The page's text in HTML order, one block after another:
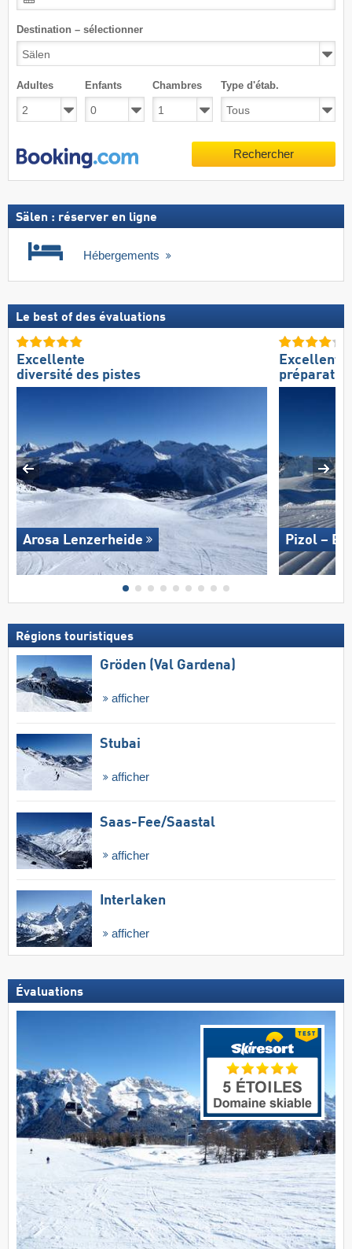
Destination – sélectionner
Adultes Enfants Chambres Type d'étab.
Rechercher
Sälen : réserver en ligne
Hébergements
Le best of des évaluations
Excellente
diversité des pistes
Arosa Lenzerheide
Excellente
Pizol –
Régions touristiques
Gröden (Val Gardena)
afficher
Stubai
afficher
Saas-Fee/​Saastal
afficher
Interlaken
afficher
Évaluations